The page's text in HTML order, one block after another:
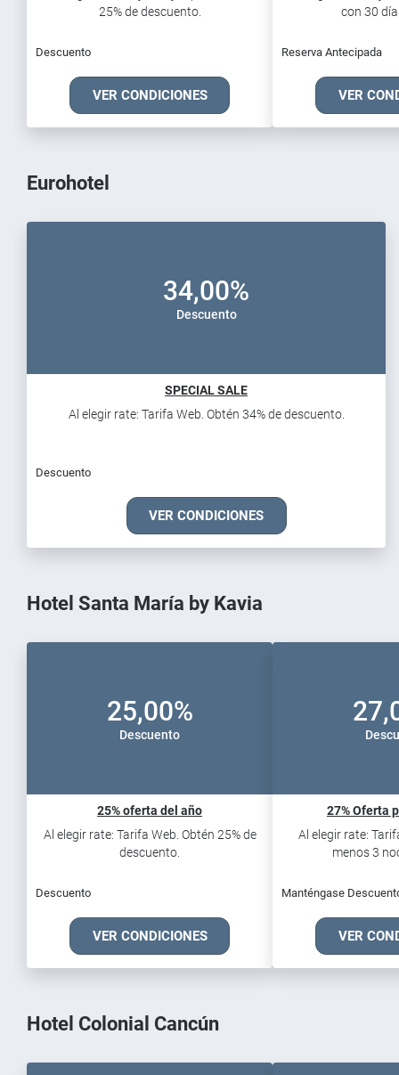
25% de descuento.
Descuento
VER CONDICIONES
con 30
Reserva Antecipada
VER
Eurohotel
34,00%
Descuento
SPECIAL SALE
Al elegir rate: Tarifa Web. Obtén 34% de descuento.
Descuento
VER CONDICIONES
Hotel Santa María by Kavia
25,00%
Descuento
25% oferta del año
Al elegir rate: Tarifa Web. Obtén 25% de
descuento.
Descuento
VER CONDICIONES
27% Oferta
Al elegir rate:
menos 3
Manténgase
VER
Hotel Colonial Cancún